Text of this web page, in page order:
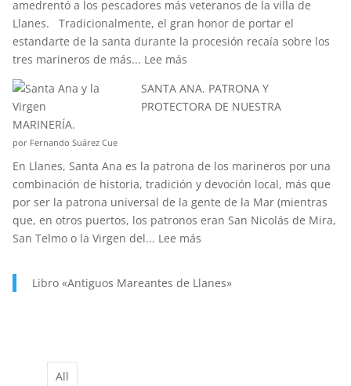
amedrentó a los pescadores más veteranos de la villa de
Llanes. Tradicionalmente, el gran honor de portar el
estandarte de la santa durante la procesión recaía sobre los
tres marineros de más... Lee más:
LA
ANÉCDOTA
DE
SANTA
ANA?
SANTA ANA. PATRONA Y
PROTECTORA DE NUESTRA
MARINERÍA.
por Fernando Suárez Cue
En Llanes, Santa Ana es la patrona de los marineros por una
combinación de historia, tradición y devoción local, más que
por ser la patrona universal de la gente de la Mar (mientras
que, en otros puertos, los patronos eran San Nicolás de Mira,
San Telmo o la Virgen del... Lee más:
PATRONA
Libro «Antiguos Mareantes de Llanes»
All